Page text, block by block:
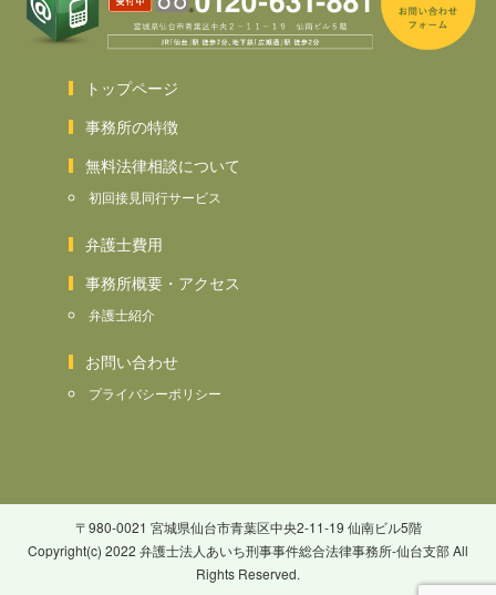
トップページ
事務所の特徴
無料法律相談について
初回接見同行サービス
弁護士費用
事務所概要・アクセス
弁護士紹介
お問い合わせ
プライバシーポリシー
〒980-0021 宮城県仙台市青葉区中央2-11-19 仙南ビル5階
Copyright(c) 2022 弁護士法人あいち刑事事件総合法律事務所-仙台支部 All
Rights Reserved.